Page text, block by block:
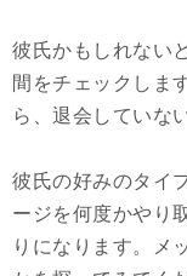
彼氏かもしれない
間をチェックしま
ら、退会していな
彼氏の好みのタイ
ージを何度かやり
りになります。メ